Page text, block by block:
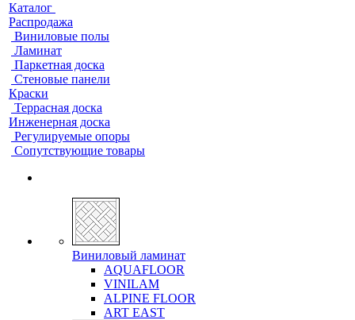
Каталог
Распродажа
Виниловые полы
Ламинат
Паркетная доска
Стеновые панели
Краски
Террасная доска
Инженерная доска
Регулируемые опоры
Сопутствующие товары
Виниловый ламинат
AQUAFLOOR
VINILAM
ALPINE FLOOR
ART EAST